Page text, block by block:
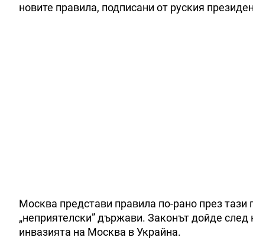
новите правила, подписани от руския
Москва представи правила по-рано през
„неприятелски” държави. Законът дойде
инвазията на Москва в Украйна.